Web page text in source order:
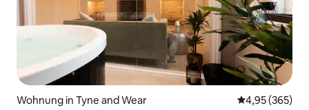
Wohnung in Tyne and Wear
4,95 (365)